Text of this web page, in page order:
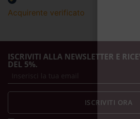
Acquirente verificato
ISCRIVITI ALLA NEWSLETTER E
DEL 5%.
ISCRIVITI ORA